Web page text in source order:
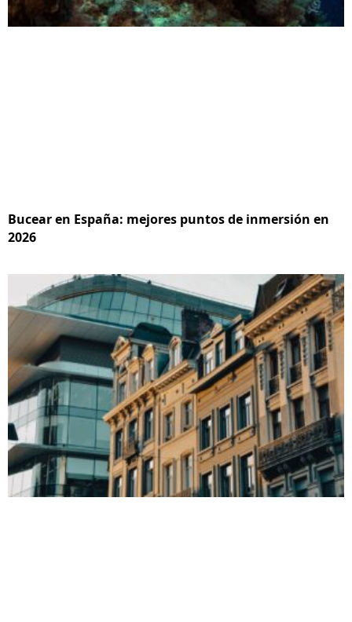
Bucear en España: mejores puntos de inmersión en
2026